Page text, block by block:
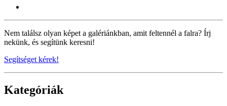
Nem találsz olyan képet a galériánkban, amit feltennél a falra? Írj
nekünk, és segítünk keresni!
Segítséget kérek!
Kategóriák